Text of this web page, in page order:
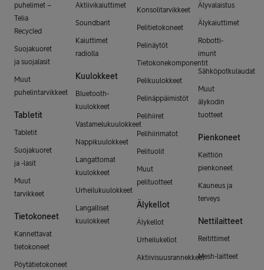
puhelimet –
Telia
Recycled
Suojakuoret
ja suojalasit
Muut
puhelintarvikkeet
Tabletit
Tabletit
Suojakuoret
ja -lasit
Muut
tarvikkeet
Tietokoneet
Kannettavat
tietokoneet
Pöytätietokoneet
Aktiivikaiuttimet
Soundbarit
Kaiuttimet
radiolla
Kuulokkeet
Bluetooth-
kuulokkeet
Vastamelukuulokkeet
Nappikuulokkeet
Langattomat
kuulokkeet
Urheilukuulokkeet
Langalliset
kuulokkeet
Konsolitarvikkeet
Pelitietokoneet
Pelinäytöt
Tietokonekomponentit
Pelikuulokkeet
Pelinäppäimistöt
Pelihiiret
Pelihiirimatot
Pelituolit
Muut
pelituotteet
Älykellot
Älykellot
Urheilukellot
Aktiivisuusrannekkeet
Älyvalaistus
Älykaiuttimet
Robotti-
imurit
Sähköpotkulaudat
Muut
älykodin
tuotteet
Pienkoneet
Keittiön
pienkoneet
Kauneus ja
terveys
Nettilaitteet
Reitittimet
Mesh-laitteet